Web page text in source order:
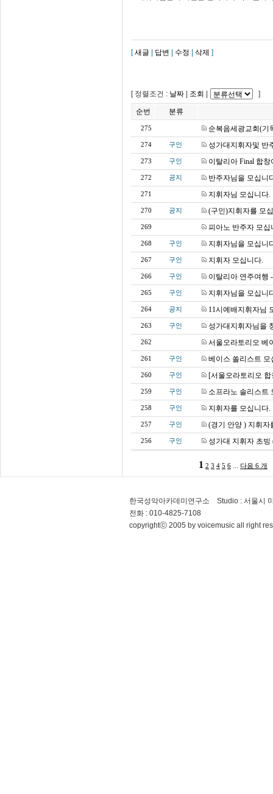
[새글 답변 수정 삭제 ]
[ 정렬조건 : 날짜 조회 ]
순번 분류
275 순복음세광교회(기
274 구인 성가대지휘자및 반
273 구인 이탈리아 Final 합
272 공지 반주자님을 모십니
271 지휘자님 모십니다.
270 공지 (구인)지휘자를 모
269 피아노 반주자 모십
268 구인 지휘자님을 모십니
267 구인 지휘자 모십니다.
266 구인 이탈리아 연주여행
265 구인 지휘자님을 모십니
264 공지 11시예배지휘자님
263 구인 성가대지휘자님을
262 서울오라토리오 베
261 구인 베이스 쏠리스트 모
260 구인 [서울오라토리오
259 구인 소프라노 솔리스트
258 구인 지휘자를 모십니다.
257 구인 (경기 안양 ) 지휘자
256 구인 성가대 지휘자 초빙
1 2 3 4 5 6 ... 다음 6 개
한국성악아카데미연구소 Studio : 서울시
전화 : 010-4825-7108
copyrightⓒ 2005 by voicemusic all right